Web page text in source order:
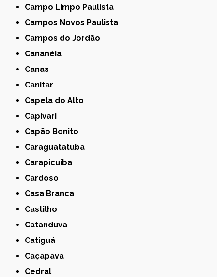
Campo Limpo Paulista
Campos Novos Paulista
Campos do Jordão
Cananéia
Canas
Canitar
Capela do Alto
Capivari
Capão Bonito
Caraguatatuba
Carapicuíba
Cardoso
Casa Branca
Castilho
Catanduva
Catiguá
Caçapava
Cedral